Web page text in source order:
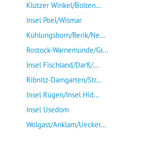
Klützer Winkel/Bolten...
Insel Poel/Wismar
Kühlungsborn/Rerik/Ne...
Rostock-Warnemünde/Gr...
Insel Fischland/Darß/...
Ribnitz-Damgarten/Str...
Insel Rügen/Insel Hid...
Insel Usedom
Wolgast/Anklam/Uecker...